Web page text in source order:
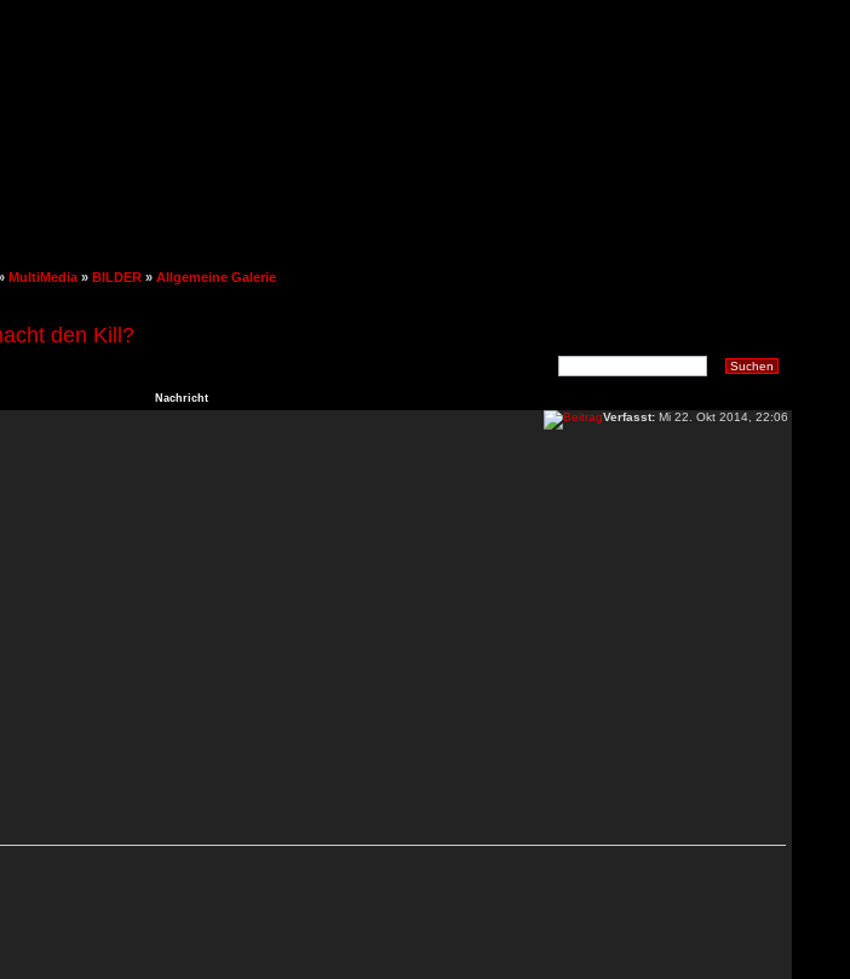
MultiMedia » BILDER » Allgemeine Galerie
den Kill?
Nachricht
Verfasst: Mi 22. Okt 2014, 22:06